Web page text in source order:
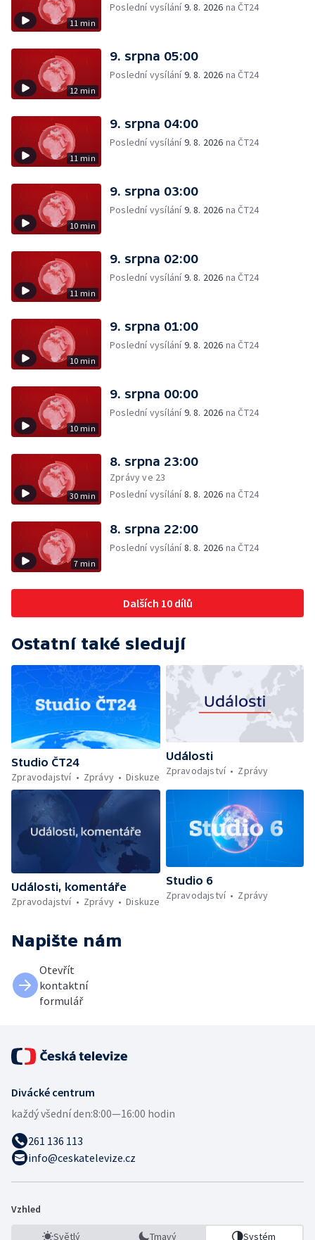
11 min
Poslední vysílání9. 8. 2026 na ČT24
12 min
9. srpna 05:00
Poslední vysílání9. 8. 2026 na ČT24
11 min
9. srpna 04:00
Poslední vysílání9. 8. 2026 na ČT24
10 min
9. srpna 03:00
Poslední vysílání9. 8. 2026 na ČT24
11 min
9. srpna 02:00
Poslední vysílání9. 8. 2026 na ČT24
10 min
9. srpna 01:00
Poslední vysílání9. 8. 2026 na ČT24
10 min
9. srpna 00:00
Poslední vysílání9. 8. 2026 na ČT24
30 min
8. srpna 23:00
Zprávy ve 23
Poslední vysílání8. 8. 2026 na ČT24
7 min
8. srpna 22:00
Poslední vysílání8. 8. 2026 na ČT24
Dalších 10 dílů
Ostatní také sledují
Studio ČT24
Zpravodajství
Zprávy Diskuze
Události
Zpravodajství
Zprávy
Události, komentáře
Zpravodajství
Zprávy Diskuze
Studio 6
Zpravodajství
Zprávy
Napište nám
Otevřít
kontaktní
formulář
Divácké centrum
každý všední den:8:00—16:00 hodin
261 136 113
info@ceskatelevize.cz
Vzhled
Světlý Tmavý Systém